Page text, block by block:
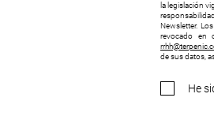
la legislación
Newsletter.
revocado en
de sus datos,
He